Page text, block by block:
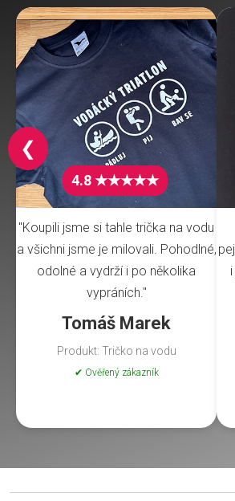
4.8 ★★★★★
"Koupili jsme si tahle trička na vodu
a všichni jsme je milovali. Pohodlné,
odolné a vydrží i po několika
vypráních."
Tomáš Marek
Produkt: Tričko na vodu
✔ Ověřený zákazník
❮